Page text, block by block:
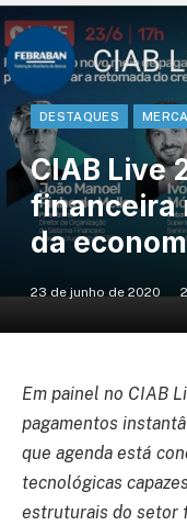
DESTAQUES
CIAB Live
financeira
da
23 de junho de 2020
Em painel no CIAB
pagamentos
que agenda está
tecnológicas
estruturais do setor